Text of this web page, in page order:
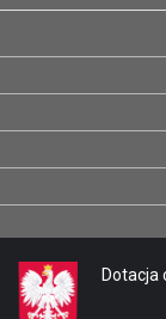
Dotacja